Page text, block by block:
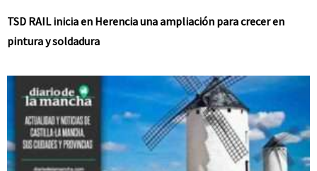
TSD RAIL inicia en Herencia una ampliación para crecer en
pintura y soldadura